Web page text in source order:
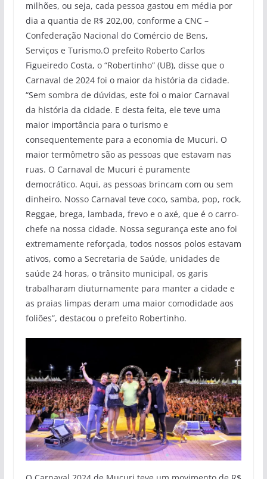
milhões, ou seja, cada pessoa gastou em média por
dia a quantia de R$ 202,00, conforme a CNC –
Confederação Nacional do Comércio de Bens,
Serviços e Turismo.O prefeito Roberto Carlos
Figueiredo Costa, o “Robertinho” (UB), disse que o
Carnaval de 2024 foi o maior da história da cidade.
“Sem sombra de dúvidas, este foi o maior Carnaval
da história da cidade. E desta feita, ele teve uma
maior importância para o turismo e
consequentemente para a economia de Mucuri. O
maior termômetro são as pessoas que estavam nas
ruas. O Carnaval de Mucuri é puramente
democrático. Aqui, as pessoas brincam com ou sem
dinheiro. Nosso Carnaval teve coco, samba, pop, rock,
Reggae, brega, lambada, frevo e o axé, que é o carro-
chefe na nossa cidade. Nossa segurança este ano foi
extremamente reforçada, todos nossos polos estavam
ativos, como a Secretaria de Saúde, unidades de
saúde 24 horas, o trânsito municipal, os garis
trabalharam diuturnamente para manter a cidade e
as praias limpas deram uma maior comodidade aos
foliões”, destacou o prefeito Robertinho.